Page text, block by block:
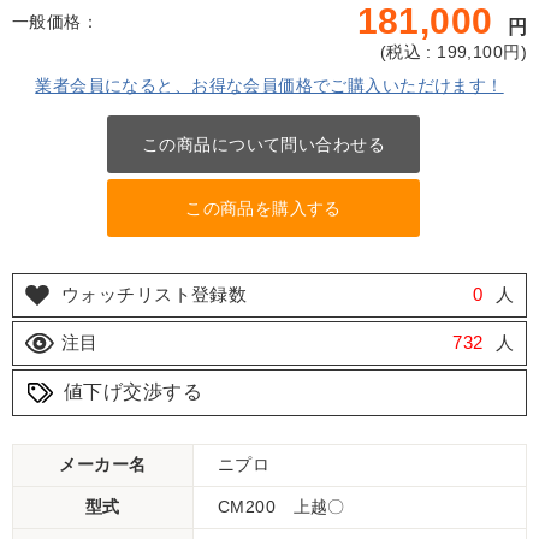
一般価格： 181,000 円
(税込 : 199,100円)
業者会員になると、お得な会員価格でご購入いただけます！
この商品について問い合わせる
この商品を購入する
ウォッチリスト登録数 0 人
注目 732 人
値下げ交渉する
メーカー名 ニプロ
型式 CM200 上越〇